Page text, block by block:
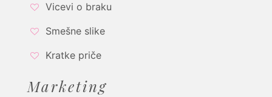
Vicevi o braku
Smešne slike
Kratke priče
Marketing